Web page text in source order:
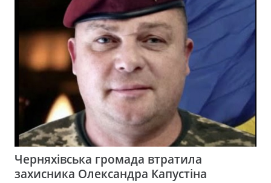
Черняхівська громада втратила
захисника Олександра Капустіна